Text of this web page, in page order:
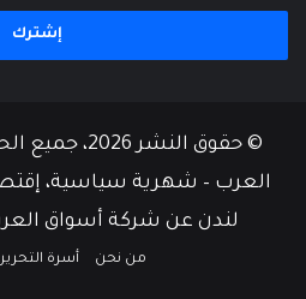
الإلكتروني
© حقوق النشر
العرب – شهرية سياسية،
لندن عن شركة أسواق
من نحن أسرة التحرير